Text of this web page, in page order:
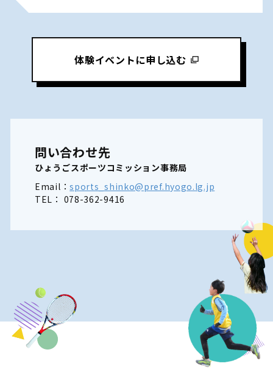
体験イベントに申し込む
問い合わせ先
ひょうごスポーツコミッション事務局
Email：sports_shinko@pref.hyogo.lg.jp
TEL： 078-362-9416